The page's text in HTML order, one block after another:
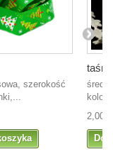
szerokość
kolor
2,00